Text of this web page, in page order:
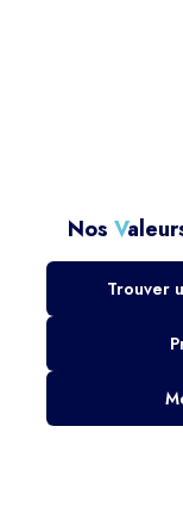
Nos V
Trouver